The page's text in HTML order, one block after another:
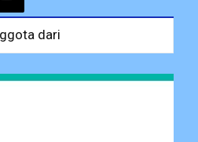
dari